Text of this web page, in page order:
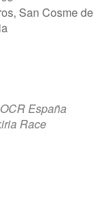
San Cosme de
OCR España
Race